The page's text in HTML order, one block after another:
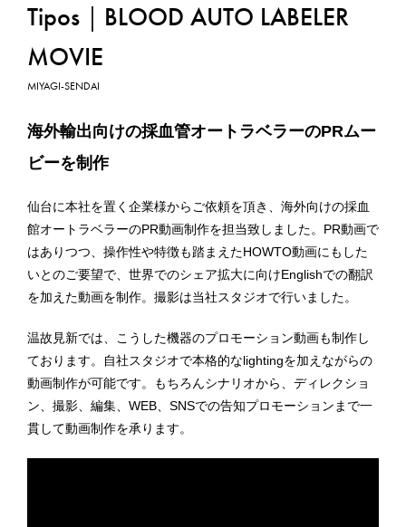
GRAPHIC DESIGN
グラフィックデザイン
サブスクリプション
WORKS
CONTACT
お問合せ／お見積りのご依頼
Tipos｜BLOOD AUTO LABELER
MOVIE
MIYAGI-SENDAI
海外輸出向けの採血管オートラベラーのPRムー
ビーを制作
仙台に本社を置く企業様からご依頼を頂き、海外向けの採血
館オートラベラーのPR動画制作を担当致しました。PR動画で
はありつつ、操作性や特徴も踏まえたHOWTO動画にもした
いとのご要望で、世界でのシェア拡大に向けEnglishでの翻訳
を加えた動画を制作。撮影は当社スタジオで行いました。
温故見新では、こうした機器のプロモーション動画も制作し
ております。自社スタジオで本格的なlightingを加えながらの
動画制作が可能です。もちろんシナリオから、ディレクショ
ン、撮影、編集、WEB、SNSでの告知プロモーションまで一
貫して動画制作を承ります。